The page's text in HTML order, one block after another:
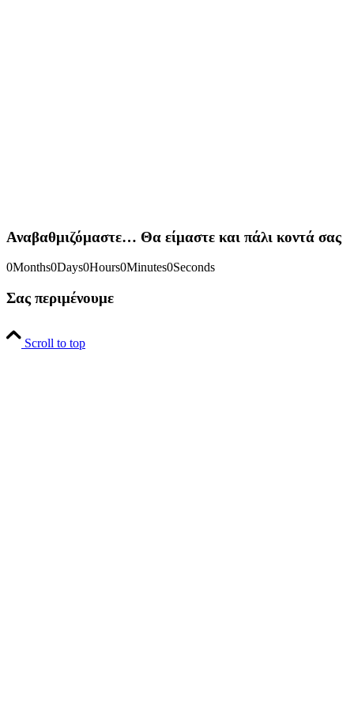
Αναβαθμιζόμαστε… Θα είμαστε και πάλι κοντά σας
0Months0Days0Hours0Minutes0Seconds
Σας περιμένουμε
Scroll to top